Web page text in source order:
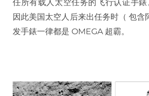
任所有载人太空任务的飞行认证手錶
因此美国太空人后来出任务时（ 包含
发手錶一律都是 OMEGA 超霸。